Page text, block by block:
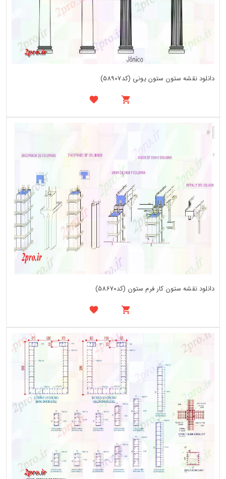
دانلود نقشه ستون ستون یونی (کد58907)
دانلود نقشه ستون کار فرم ستون (کد58670)